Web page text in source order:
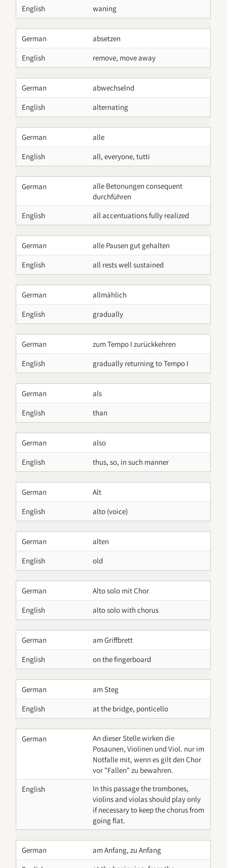
English
waning
German
absetzen
English
remove, move away
German
abwechselnd
English
alternating
German
alle
English
all, everyone, tutti
German
alle Betonungen consequent
durchführen
English
all accentuations fully realized
German
alle Pausen gut gehalten
English
all rests well sustained
German
allmählich
English
gradually
German
zum Tempo I zurückkehren
English
gradually returning to Tempo I
German
als
English
than
German
also
English
thus, so, in such manner
German
Alt
English
alto (voice)
German
alten
English
old
German
Alto solo mit Chor
English
alto solo with chorus
German
am Griffbrett
English
on the fingerboard
German
am Steg
English
at the bridge, ponticello
German
An dieser Stelle wirken die
Posaunen, Violinen und Viol. nur im
Notfalle mit, wenn es gilt den Chor
vor "Fallen" zu bewahren.
English
In this passage the trombones,
violins and violas should play only
if necessary to keep the chorus from
going flat.
German
am Anfang, zu Anfang